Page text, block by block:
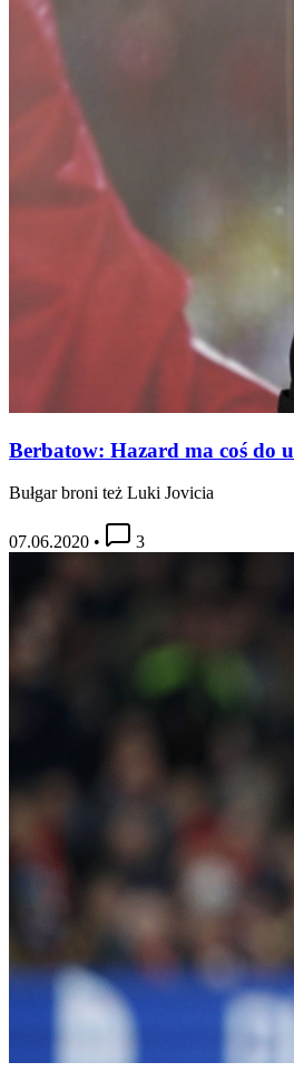
Berbatow: Hazard ma coś do
Bułgar broni też Luki Jovicia
07.06.2020 • 3